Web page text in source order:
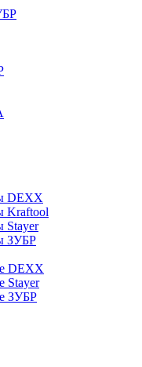
DEXX
Kraftool
Stayer
ЗУБР
DEXX
Stayer
ЗУБР